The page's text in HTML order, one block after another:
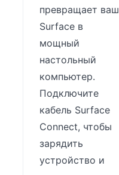
превращает ваш
Surface в
мощный
настольный
компьютер.
Подключите
кабель Surface
Connect, чтобы
зарядить
устройство и